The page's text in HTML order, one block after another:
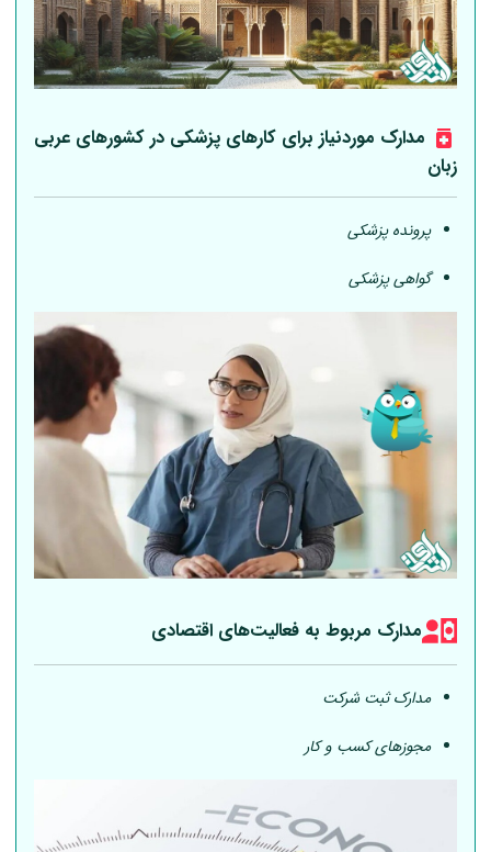
مدارک موردنیاز برای کارهای پزشکی در کشورهای عربی
زبان
پرونده پزشکی
گواهی پزشکی
مدارک مربوط به فعالیت‎‌های اقتصادی
مدارک ثبت شرکت
مجوزهای کسب و کار